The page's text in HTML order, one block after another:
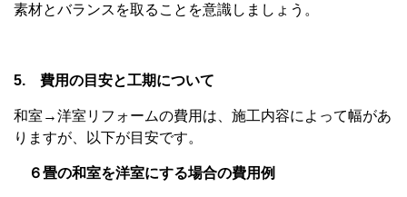
素材とバランスを取ることを意識しましょう。
5. 費用の目安と工期について
和室→洋室リフォームの費用は、施工内容によって幅があ
りますが、以下が目安です。
６畳の和室を洋室にする場合の費用例